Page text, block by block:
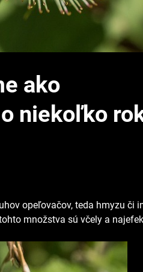
ako
niekoľko
opeľovačov, teda hmyzu či
množstva sú včely a